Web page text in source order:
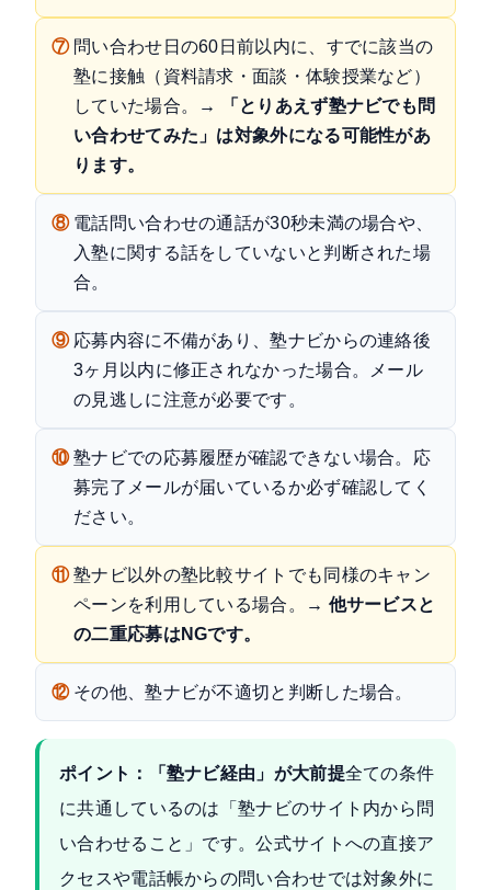
⑦ 問い合わせ日の60日前以内に、すでに該当の
塾に接触（資料請求・面談・体験授業など）
していた場合。
→ 「とりあえず塾ナビでも問
い合わせてみた」は対象外になる可能性があ
ります。
⑧ 電話問い合わせの通話が30秒未満の場合や、
入塾に関する話をしていないと判断された場
合。
⑨ 応募内容に不備があり、塾ナビからの連絡後
3ヶ月以内に修正されなかった場合。メール
の見逃しに注意が必要です。
⑩ 塾ナビでの応募履歴が確認できない場合。応
募完了メールが届いているか必ず確認してく
ださい。
⑪ 塾ナビ以外の塾比較サイトでも同様のキャン
ペーンを利用している場合。
→ 他サービスと
の二重応募はNGです。
⑫ その他、塾ナビが不適切と判断した場合。
ポイント：「塾ナビ経由」が大前提全ての条件
に共通しているのは「塾ナビのサイト内から問
い合わせること」です。公式サイトへの直接ア
クセスや電話帳からの問い合わせでは対象外に